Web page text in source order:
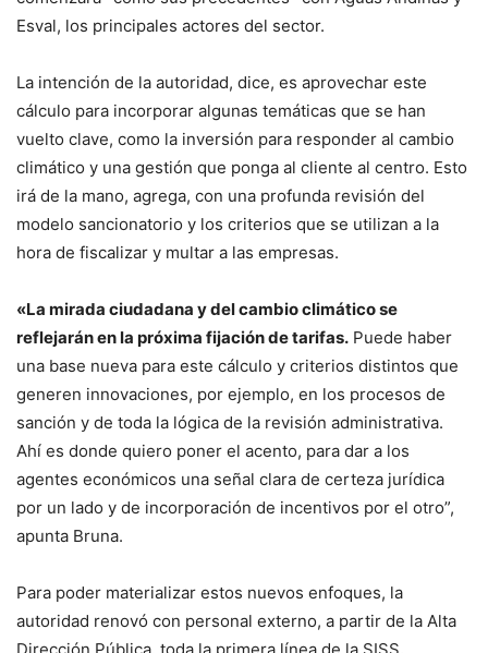
Esval, los principales actores del sector.
La intención de la autoridad, dice, es aprovechar este
cálculo para incorporar algunas temáticas que se han
vuelto clave, como la inversión para responder al cambio
climático y una gestión que ponga al cliente al centro. Esto
irá de la mano, agrega, con una profunda revisión del
modelo sancionatorio y los criterios que se utilizan a la
hora de fiscalizar y multar a las empresas.
«La mirada ciudadana y del cambio climático se
reflejarán en la próxima fijación de tarifas. Puede haber
una base nueva para este cálculo y criterios distintos que
generen innovaciones, por ejemplo, en los procesos de
sanción y de toda la lógica de la revisión administrativa.
Ahí es donde quiero poner el acento, para dar a los
agentes económicos una señal clara de certeza jurídica
por un lado y de incorporación de incentivos por el otro”,
apunta Bruna.
Para poder materializar estos nuevos enfoques, la
autoridad renovó con personal externo, a partir de la Alta